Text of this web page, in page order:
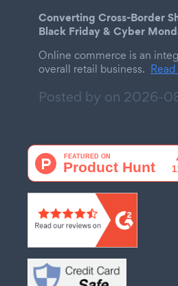
Converting Cross-Border
Black Friday & Cyber
Online commerce is an
overall retail business.
Posted by on 2026-